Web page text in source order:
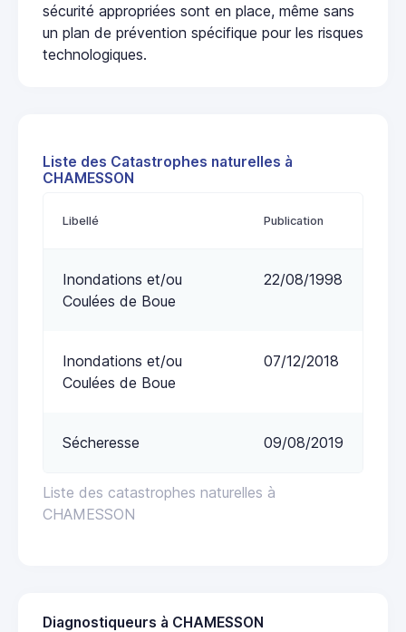
sécurité appropriées sont en place, même sans
un plan de prévention spécifique pour les risques
technologiques.
Liste des Catastrophes naturelles à
CHAMESSON
Liste des catastrophes naturelles à
CHAMESSON
Libellé Publication
Inondations et/ou
Coulées de Boue
22/08/1998
Inondations et/ou
Coulées de Boue
07/12/2018
Sécheresse 09/08/2019
Diagnostiqueurs à CHAMESSON